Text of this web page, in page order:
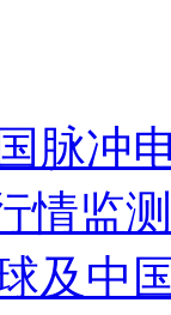
脉冲
情监
及中